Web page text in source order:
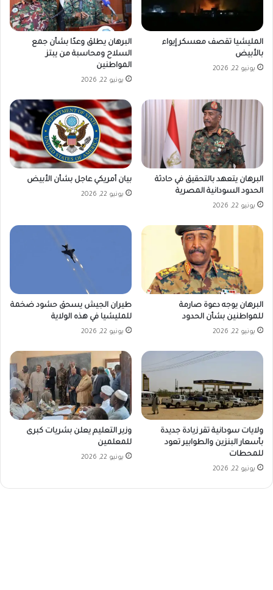
المليشيا تقصف معسكر إيواء
بالأبيض
يونيو 22, 2026
البرهان يطلق وعدًا بشأن جمع
السلاح ومحاسبة من يبتز
المواطنين
يونيو 22, 2026
البرهان يتعهد بالتحقيق في حادثة
الحدود السودانية المصرية
يونيو 22, 2026
بيان أمريكي عاجل بشأن الأبيض
يونيو 22, 2026
البرهان يوجه دعوة صارمة
للمواطنين بشأن الحدود
يونيو 22, 2026
طيران الجيش يسحق حشود ضخمة
للمليشيا في هذه الولاية
يونيو 22, 2026
ولايات سودانية تقر زيادة جديدة
بأسعار البنزين والطوابير تعود
للمحطات
يونيو 22, 2026
وزير التعليم يعلن بشريات كبرى
للمعلمين
يونيو 22, 2026